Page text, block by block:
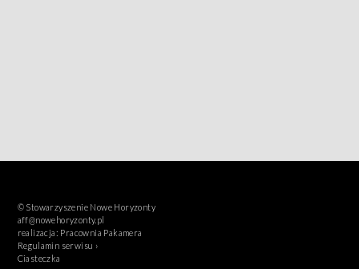
© Stowarzyszenie Nowe Horyzonty
aff@nowehoryzonty.pl
realizacja: Pracownia Pakamera
Regulamin serwisu ›
Ciasteczka